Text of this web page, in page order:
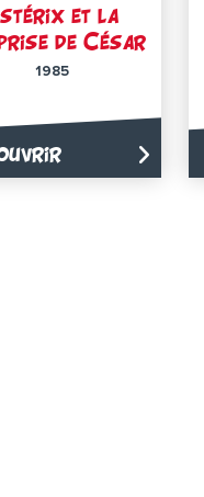
et la
de César
1985